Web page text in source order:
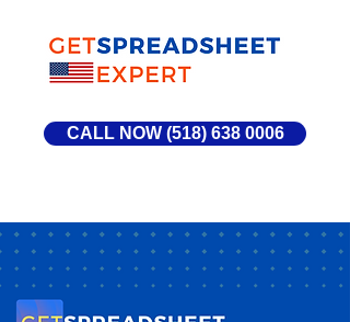
CALL NOW (518) 638 0006